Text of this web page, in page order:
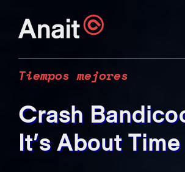
Tiempos mejores
Crash
It’s About Time